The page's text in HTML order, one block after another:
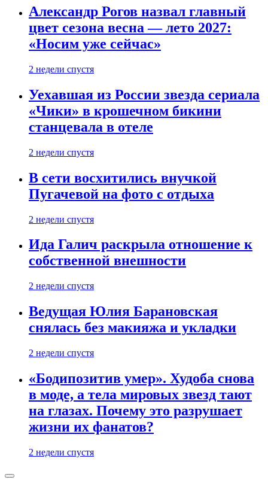
Александр Рогов назвал главный
цвет сезона весна — лето 2027:
«Носим уже сейчас»
2 недели спустя
Уехавшая из России звезда сериала
«Чики» в крошечном бикини
станцевала в отеле
2 недели спустя
В сети восхитились внучкой
Пугачевой на фото с отдыха
2 недели спустя
Ида Галич раскрыла отношение к
собственной внешности
2 недели спустя
Ведущая Юлия Барановская
снялась без макияжа и укладки
2 недели спустя
«Бодипозитив умер». Худоба снова
в моде, а тела мировых звезд тают
на глазах. Почему это разрушает
жизни их фанатов?
2 недели спустя